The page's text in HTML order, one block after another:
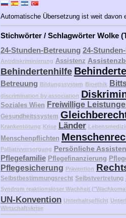
Automatische Übersetzung ist weit
Stichwörter / Schlagwörter Wolke
24-Stunden-Betreuung 24-
Antidiskriminierung Assistenz
Behindertenhilfe
Betreuung Bildungssystem Bioethik
discrimination by association
Soziales Wien Freiwillige
Gesundheitssystem
Krankentötung Krise Länder
Menschenpflichten
Palliativversorgung Persönliche
Pflegefamilie Pflegefinanzierung
Pflegesicherung Prävention
Selbstbestimmungsrecht Selbstvertretung
Syndrom reaktionsloser Wachheit
UN-Konvention Unterhaltspflicht
Wirtschaftskrise